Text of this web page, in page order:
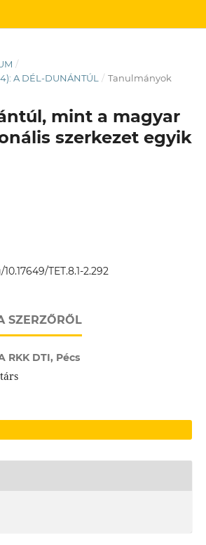
/
A DÉL-DUNÁNTÚL
/ Tanulmányok
mint a magyar
szerkezet egyik
TET.8.1-2.292
SZERZŐRŐL
RKK DTI, Pécs